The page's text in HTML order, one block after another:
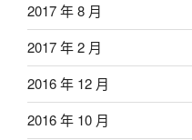
2017 年 8 月
2017 年 2 月
2016 年 12 月
2016 年 10 月